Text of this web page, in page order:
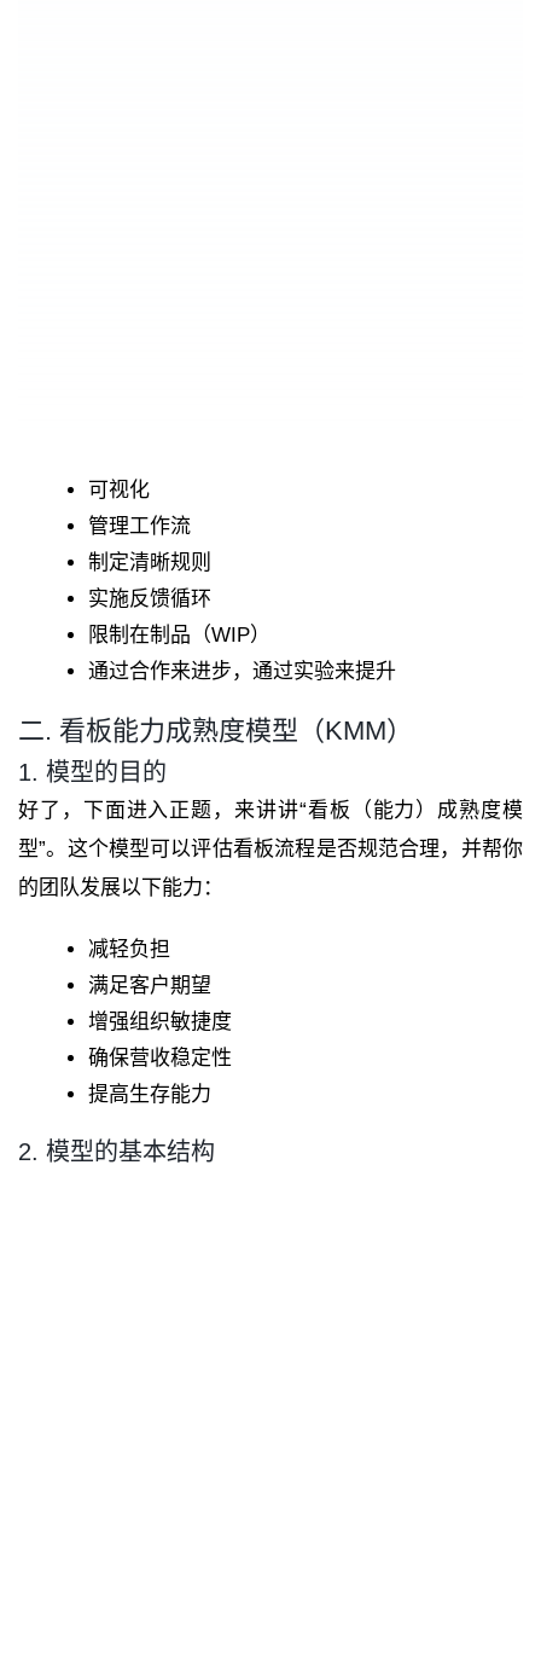
可视化
管理工作流
制定清晰规则
实施反馈循环
限制在制品（WIP）
通过合作来进步，通过实验来提升
二. 看板能力成熟度模型（KMM）
1. 模型的目的
好了，下面进入正题，来讲讲“看板（能力）成熟度模
型”。这个模型可以评估看板流程是否规范合理，并帮你
的团队发展以下能力：
减轻负担
满足客户期望
增强组织敏捷度
确保营收稳定性
提高生存能力
2. 模型的基本结构